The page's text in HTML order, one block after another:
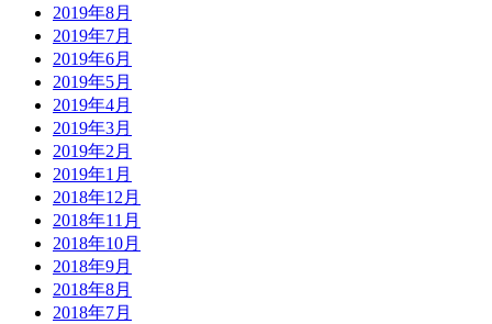
2019年8月
2019年7月
2019年6月
2019年5月
2019年4月
2019年3月
2019年2月
2019年1月
2018年12月
2018年11月
2018年10月
2018年9月
2018年8月
2018年7月